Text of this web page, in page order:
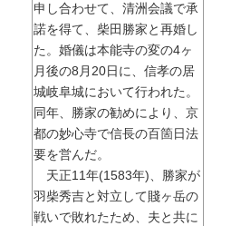
申し合わせて、清洲会議で承
諾を得て、柴田勝家と再婚し
た。婚儀は本能寺の変の4ヶ
月後の8月20日に、信孝の居
城岐阜城において行われた。
同年、勝家の勧めにより、京
都の妙心寺で信長の百箇日法
要を営んだ。
天正11年(1583年)、勝家が
羽柴秀吉と対立して賤ヶ岳の
戦いで敗れたため、夫と共に